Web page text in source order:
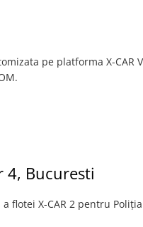
pe platforma X-CAR
4, Bucuresti
flotei X-CAR 2 pentru